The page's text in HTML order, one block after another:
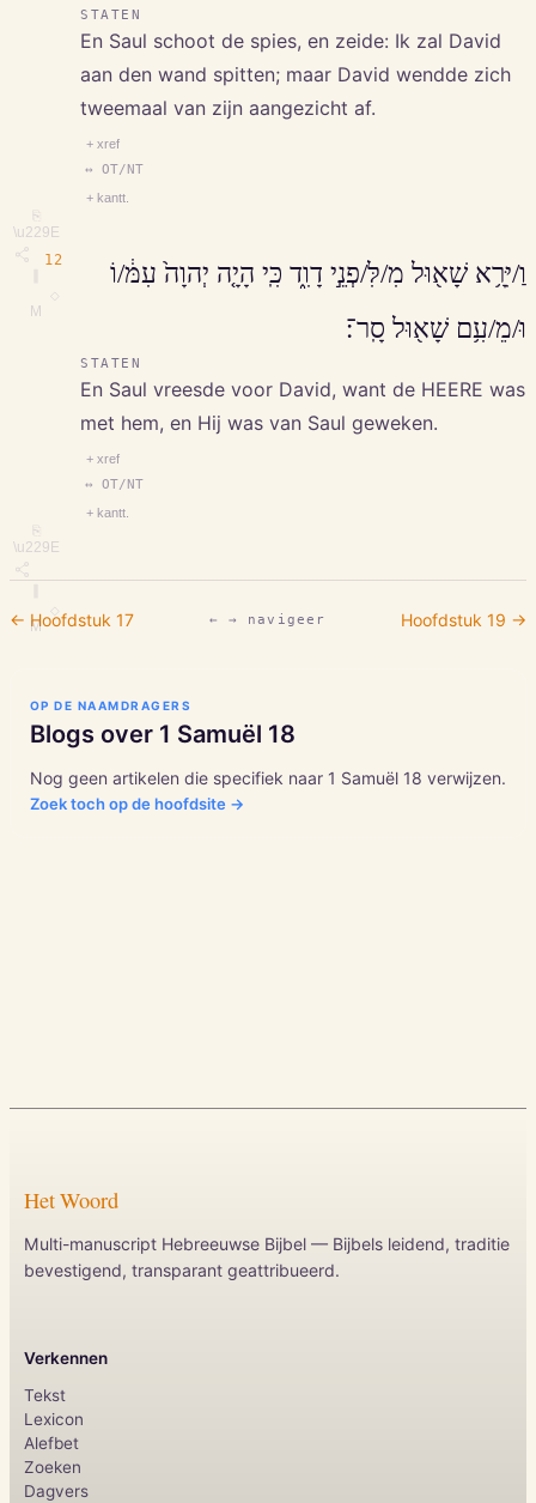
⎘
\u229E
M
STATEN
En Saul schoot de spies, en zeide: Ik zal David
aan den wand spitten; maar David wendde zich
tweemaal van zijn aangezicht af.
+ xref
↔ OT/NT
+ kantt.
12
⎘
\u229E
M
וַ/יִּרָ֥א שָׁא֖וּל מִ/לִּ/פְנֵ֣י דָוִ֑ד כִּֽי הָיָ֤ה יְהוָה֙ עִמּ֔/וֹ
וּ/מֵ/עִ֥ם שָׁא֖וּל סָֽר־׃
STATEN
En Saul vreesde voor David, want de HEERE was
met hem, en Hij was van Saul geweken.
+ xref
↔ OT/NT
+ kantt.
← Hoofdstuk 17 ← → navigeer Hoofdstuk 19 →
OP DE NAAMDRAGERS
Blogs over 1 Samuël 18
Nog geen artikelen die specifiek naar 1 Samuël 18 verwijzen.
Zoek toch op de hoofdsite →
Het Woord
Multi-manuscript Hebreeuwse Bijbel — Bijbels leidend, traditie
bevestigend, transparant geattribueerd.
Verkennen
Tekst
Lexicon
Alefbet
Zoeken
Dagvers